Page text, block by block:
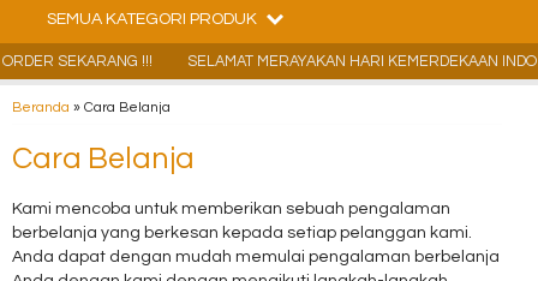
SEMUA KATEGORI PRODUK
SEKARANG !!! SELAMAT MERAYAKAN HARI KEMERDEKAAN
Beranda » Cara Belanja
Cara Belanja
Kami mencoba untuk memberikan sebuah pengalaman
berbelanja yang berkesan kepada setiap pelanggan kami.
Anda dapat dengan mudah memulai pengalaman berbelanja